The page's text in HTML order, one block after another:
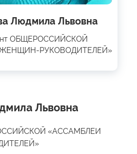
Людмила Львовна
ОБЩЕРОССИЙСКОЙ
РУКОВОДИТЕЛЕЙ»
Львовна
«АССАМБЛЕИ